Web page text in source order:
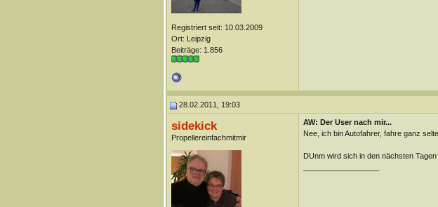
Registriert seit: 10.03.2009
Ort: Leipzig
Beiträge: 1.856
28.02.2011, 19:03
sidekick
Propellereinfachmitmir
AW: Der User nach mir...
Nee, ich bin Autofahrer, fahre ganz
DUnm wird sich in den nächsten